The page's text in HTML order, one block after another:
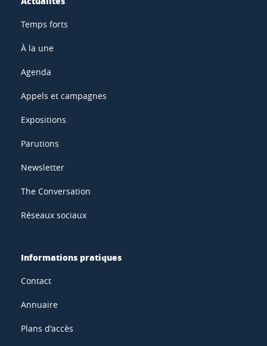
Temps forts
À la une
Agenda
Appels et campagnes
Expositions
Parutions
Newsletter
The Conversation
Réseaux sociaux
Informations pratiques
Contact
Annuaire
Plans d'accès